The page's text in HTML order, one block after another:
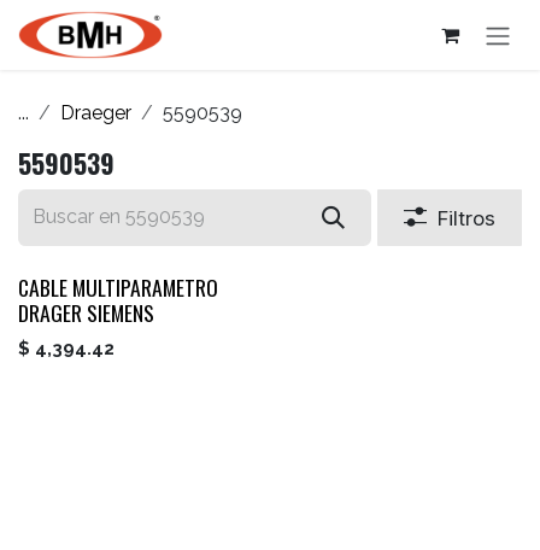
Ir al contenido
... Draeger 5590539
5590539
Filtros
CABLE MULTIPARAMETRO
DRAGER SIEMENS
$ 4,394.42